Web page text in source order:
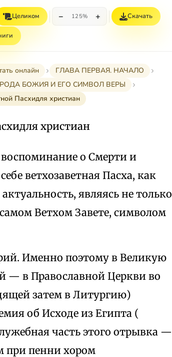
Целиком − 125% + Скачать
онлайн
ГЛАВА ПЕРВАЯ. НАЧАЛО
БОЖИЯ И ЕГО СИМВОЛ ВЕРЫ
Пасхидля христиан
христиан
о Смерти и
ветхозаветная Пасха, как
являясь не только
Ветхом Завете, символом
Именно поэтому в Великую
— в Православной Церкви во
затем в Литургию)
об Исходе из Египта (
часть этого отрывка —
при пенни хором